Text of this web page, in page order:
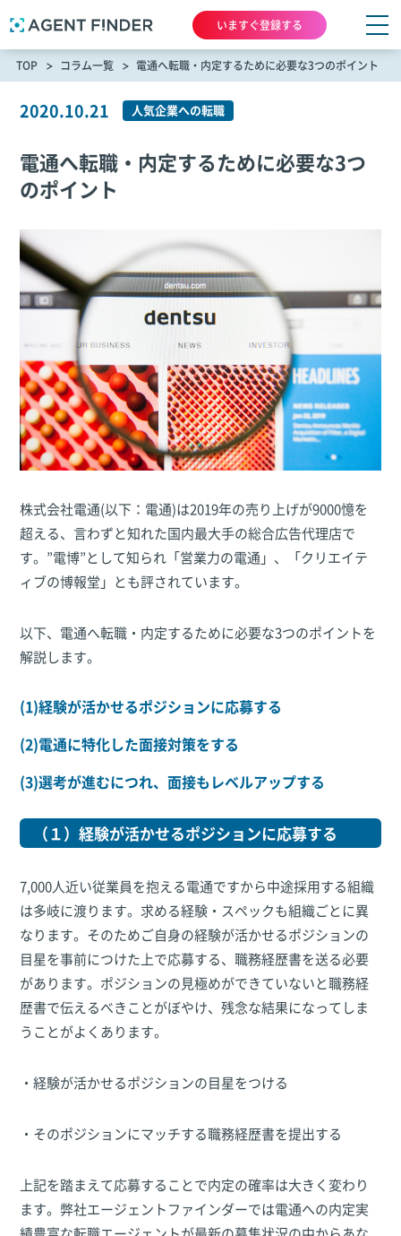
いますぐ登録する
TOP コラム一覧 電通へ転職・内定するために必要な3つのポイント
2020.10.21 人気企業への転職
電通へ転職・内定するために必要な3つ
のポイント
株式会社電通(以下：電通)は2019年の売り上げが9000憶を
超える、言わずと知れた国内最大手の総合広告代理店で
す。”電博”として知られ「営業力の電通」、「クリエイテ
ィブの博報堂」とも評されています。
以下、電通へ転職・内定するために必要な3つのポイントを
解説します。
(1)経験が活かせるポジションに応募する
(2)電通に特化した面接対策をする
(3)選考が進むにつれ、面接もレベルアップする
（１）経験が活かせるポジションに応募する
7,000人近い従業員を抱える電通ですから中途採用する組織
は多岐に渡ります。求める経験・スペックも組織ごとに異
なります。そのためご自身の経験が活かせるポジションの
目星を事前につけた上で応募する、職務経歴書を送る必要
があります。ポジションの見極めができていないと職務経
歴書で伝えるべきことがぼやけ、残念な結果になってしま
うことがよくあります。
・経験が活かせるポジションの目星をつける
・そのポジションにマッチする職務経歴書を提出する
上記を踏まえて応募することで内定の確率は大きく変わり
ます。弊社エージェントファインダーでは電通への内定実